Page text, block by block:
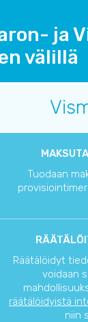
ja
välillä
Tuodaan
Räätälöidyt
voidaan
räätälöidyistä
niin